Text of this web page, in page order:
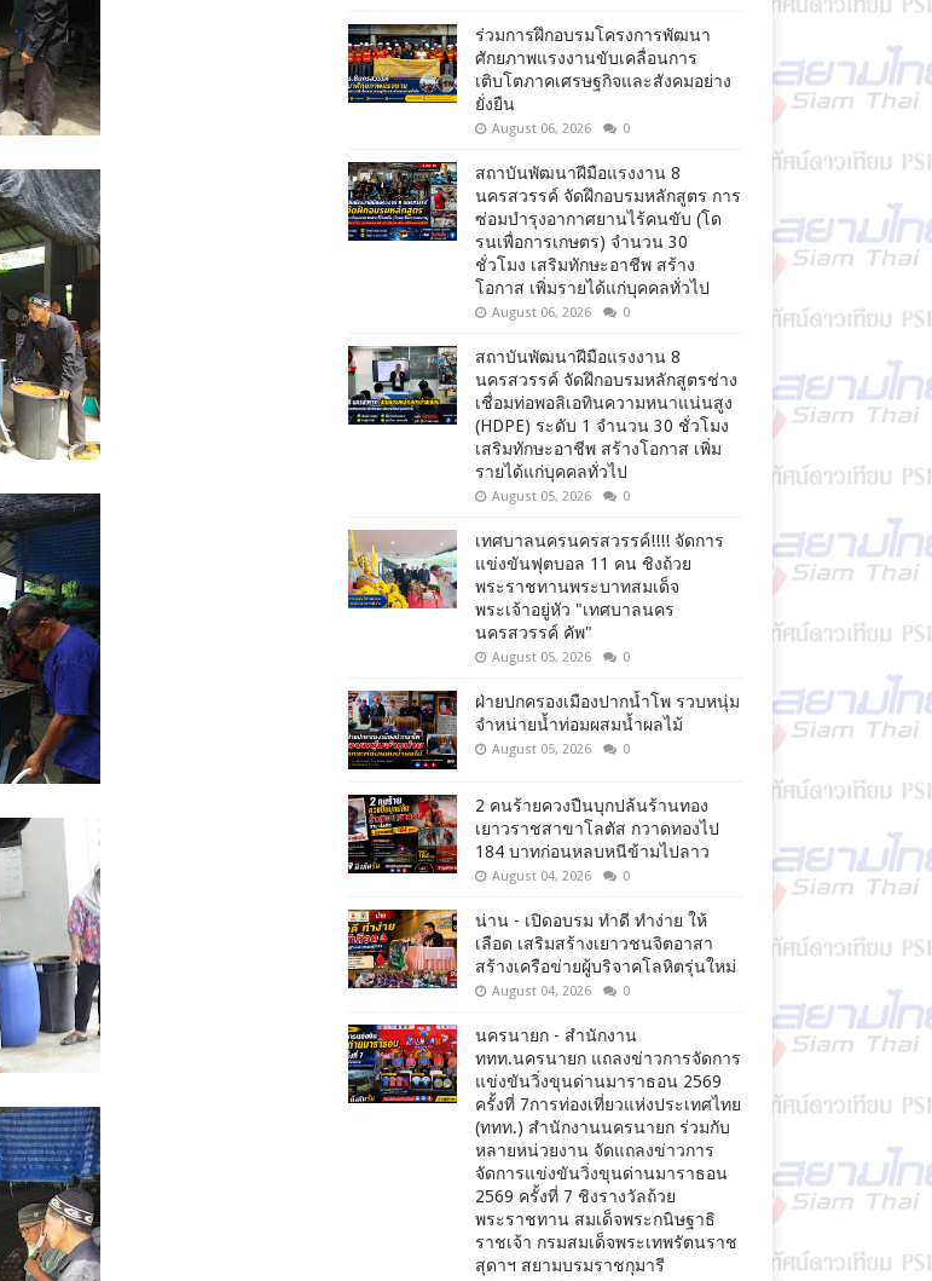
ร่วมการฝึกอบรมโครงการพัฒนา
ศักยภาพแรงงานขับเคลื่อนการ
เติบโตภาคเศรษฐกิจและสังคมอย่าง
ยั่งยืน
August 06, 2026 0
สถาบันพัฒนาฝีมือแรงงาน 8
นครสวรรค์ จัดฝึกอบรมหลักสูตร การ
ซ่อมบำรุงอากาศยานไร้คนขับ (โด
รนเพื่อการเกษตร) จำนวน 30
ชั่วโมง เสริมทักษะอาชีพ สร้าง
โอกาส เพิ่มรายได้แก่บุคคลทั่วไป
August 06, 2026 0
สถาบันพัฒนาฝีมือแรงงาน 8
นครสวรรค์ จัดฝึกอบรมหลักสูตรช่าง
เชื่อมท่อพอลิเอทินความหนาแน่นสูง
(HDPE) ระดับ 1 จำนวน 30 ชั่วโมง
เสริมทักษะอาชีพ สร้างโอกาส เพิ่ม
รายได้แก่บุคคลทั่วไป
August 05, 2026 0
เทศบาลนครนครสวรรค์!!!! จัดการ
แข่งขันฟุตบอล 11 คน ชิงถ้วย
พระราชทานพระบาทสมเด็จ
พระเจ้าอยู่หัว "เทศบาลนคร
นครสวรรค์ คัพ"
August 05, 2026 0
ฝ่ายปกครองเมืองปากน้ำโพ รวบหนุ่ม
จำหน่ายน้ำท่อมผสมน้ำผลไม้
August 05, 2026 0
2 คนร้ายควงปืนบุกปล้นร้านทอง
เยาวราชสาขาโลตัส กวาดทองไป
184 บาทก่อนหลบหนีข้ามไปลาว
August 04, 2026 0
น่าน - เปิดอบรม ทำดี ทำง่าย ให้
เลือด เสริมสร้างเยาวชนจิตอาสา
สร้างเครือข่ายผู้บริจาคโลหิตรุ่นใหม่
August 04, 2026 0
นครนายก - สำนักงาน
ททท.นครนายก แถลงข่าวการจัดการ
แข่งขันวิ่งขุนด่านมาราธอน 2569
ครั้งที่ 7การท่องเที่ยวแห่งประเทศไทย
(ททท.) สำนักงานนครนายก ร่วมกับ
หลายหน่วยงาน จัดแถลงข่าวการ
จัดการแข่งขันวิ่งขุนด่านมาราธอน
2569 ครั้งที่ 7 ชิงรางวัลถ้วย
พระราชทาน สมเด็จพระกนิษฐาธิ
ราชเจ้า กรมสมเด็จพระเทพรัตนราช
สุดาฯ สยามบรมราชกุมารี